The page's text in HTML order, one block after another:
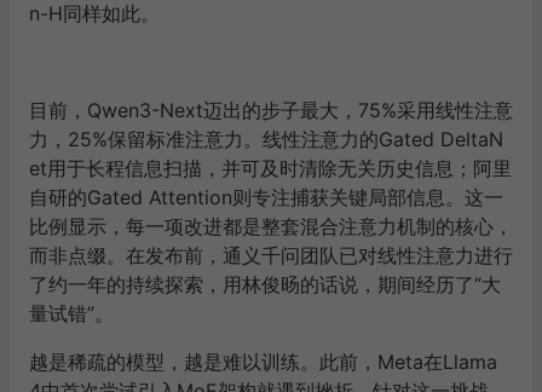
n-H同样如此。
目前， Qwen3-Next迈出的步子最大， 75%采用线性注意
力， 25%保留标准注意力。线性注意力的Gated DeltaN
et用于长程信息扫描，并可及时清除无关历史信息；阿里
自研的Gated Attention则专注捕获关键局部信息。这一
比例显示，每一项改进都是整套混合注意力机制的核心，
而非点缀。在发布前，通义千问团队已对线性注意力进行
了约一年的持续探索，用林俊旸的话说，期间经历了“大
量试错”。
越是稀疏的模型，越是难以训练。此前， Meta在Llama